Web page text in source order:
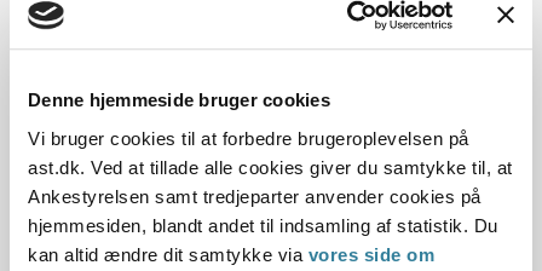
Denne hjemmeside bruger cookies
Vi bruger cookies til at forbedre brugeroplevelsen på
ast.dk. Ved at tillade alle cookies giver du samtykke til, at
Ankestyrelsen samt tredjeparter anvender cookies på
hjemmesiden, blandt andet til indsamling af statistik. Du
kan altid ændre dit samtykke via vores side om
15.10.1994
Paragraf
§ 13 § 58 § 58